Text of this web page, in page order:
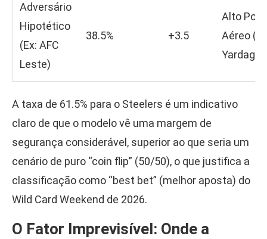
Adversário
Hipotético
(Ex: AFC
Leste)
38.5% +3.5
Alto
Aéreo
Yardage)
A taxa de 61.5% para o Steelers é um indicativo
claro de que o modelo vê uma margem de
segurança considerável, superior ao que seria um
cenário de puro “coin flip” (50/50), o que justifica a
classificação como “best bet” (melhor aposta) do
Wild Card Weekend de 2026.
O Fator Imprevisível: Onde a